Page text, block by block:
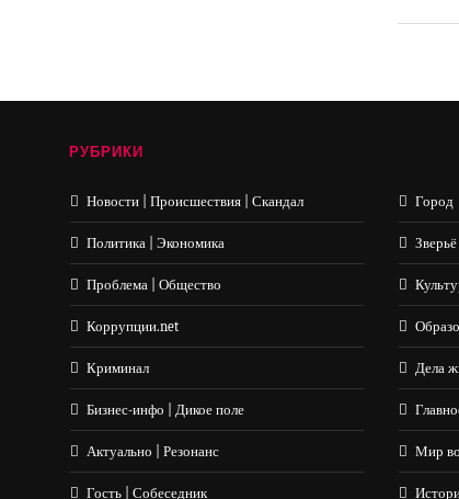
РУБРИКИ
Новости | Происшествия | Скандал
Политика | Экономика
Проблема | Общество
Коррупции.net
Криминал
Бизнес-инфо | Дикое поле
Актуально | Резонанс
Гость | Собеседник
Город
Дела
Мир